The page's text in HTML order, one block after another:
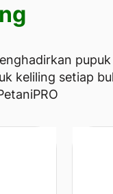
keliling setiap